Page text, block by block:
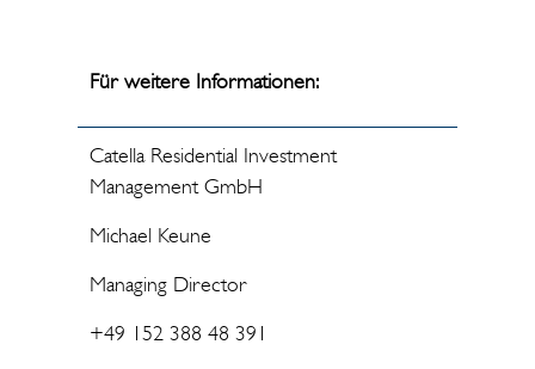
Für weitere Informationen:
Catella Residential Investment
Management GmbH
Michael Keune
Managing Director
+49 152 388 48 391